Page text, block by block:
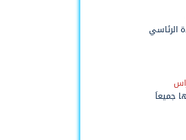
الرئاسي
جميعاً